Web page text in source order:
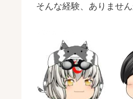
そんな経験、ありません